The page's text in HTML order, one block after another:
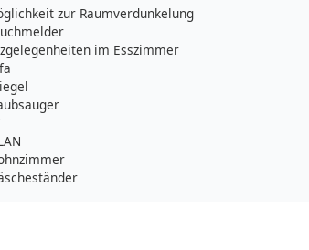
zur Raumverdunkelung
im Esszimmer